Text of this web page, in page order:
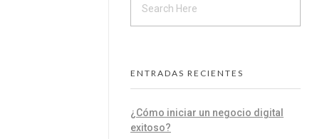
ENTRADAS RECIENTES
¿Cómo iniciar un negocio digital
exitoso?